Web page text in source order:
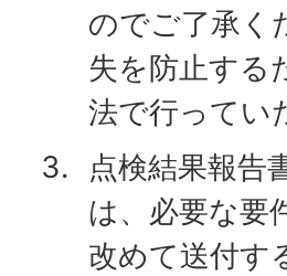
のでご了承く
失を防止する
法で行ってい
点検結果報告
は、必要な要
改めて送付す